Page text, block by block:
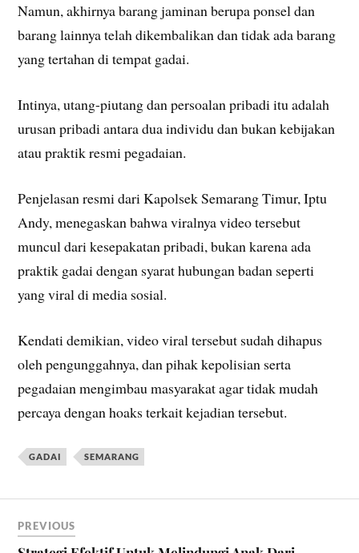
Namun, akhirnya barang jaminan berupa ponsel dan
barang lainnya telah dikembalikan dan tidak ada barang
yang tertahan di tempat gadai.
Intinya, utang-piutang dan persoalan pribadi itu adalah
urusan pribadi antara dua individu dan bukan kebijakan
atau praktik resmi pegadaian.
Penjelasan resmi dari Kapolsek Semarang Timur, Iptu
Andy, menegaskan bahwa viralnya video tersebut
muncul dari kesepakatan pribadi, bukan karena ada
praktik gadai dengan syarat hubungan badan seperti
yang viral di media sosial.
Kendati demikian, video viral tersebut sudah dihapus
oleh pengunggahnya, dan pihak kepolisian serta
pegadaian mengimbau masyarakat agar tidak mudah
percaya dengan hoaks terkait kejadian tersebut.
GADAI SEMARANG
PREVIOUS